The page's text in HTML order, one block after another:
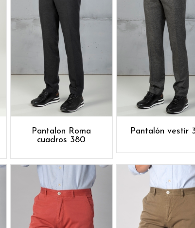
Pantalon Roma
cuadros 380
Pantalón vestir